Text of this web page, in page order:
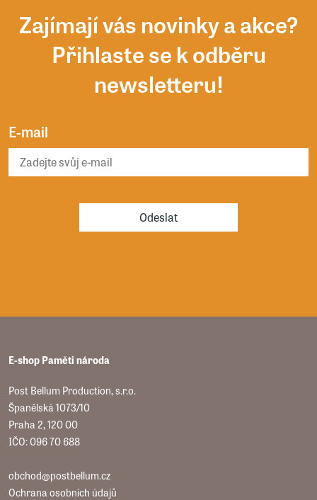
Zajímají vás novinky a akce?
Přihlaste se k odběru
newsletteru!
E-mail
Odeslat
E-shop Paměti národa
Post Bellum Production, s.r.o.
Španělská 1073/10
Praha 2, 120 00
IČO: 096 70 688
obchod@postbellum.cz
Ochrana osobních údajů